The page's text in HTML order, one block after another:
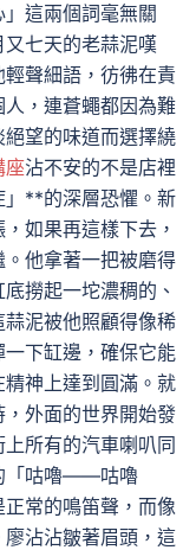
這兩個詞毫無關
七天的老蒜泥嘆
聲細語，彷彿在責
，連蒼蠅都因為難
望的味道而選擇繞
座沾不安的不是店裡
**的深層恐懼。新
如果再這樣下去，
他拿著一把被磨得
撈起一坨濃稠的、
泥被他照顧得像稀
下缸邊，確保它能
神上達到圓滿。就
外面的世界開始發
所有的汽車喇叭同
「咕嚕——咕嚕
常的鳴笛聲，而像
沾沾皺著眉頭，這